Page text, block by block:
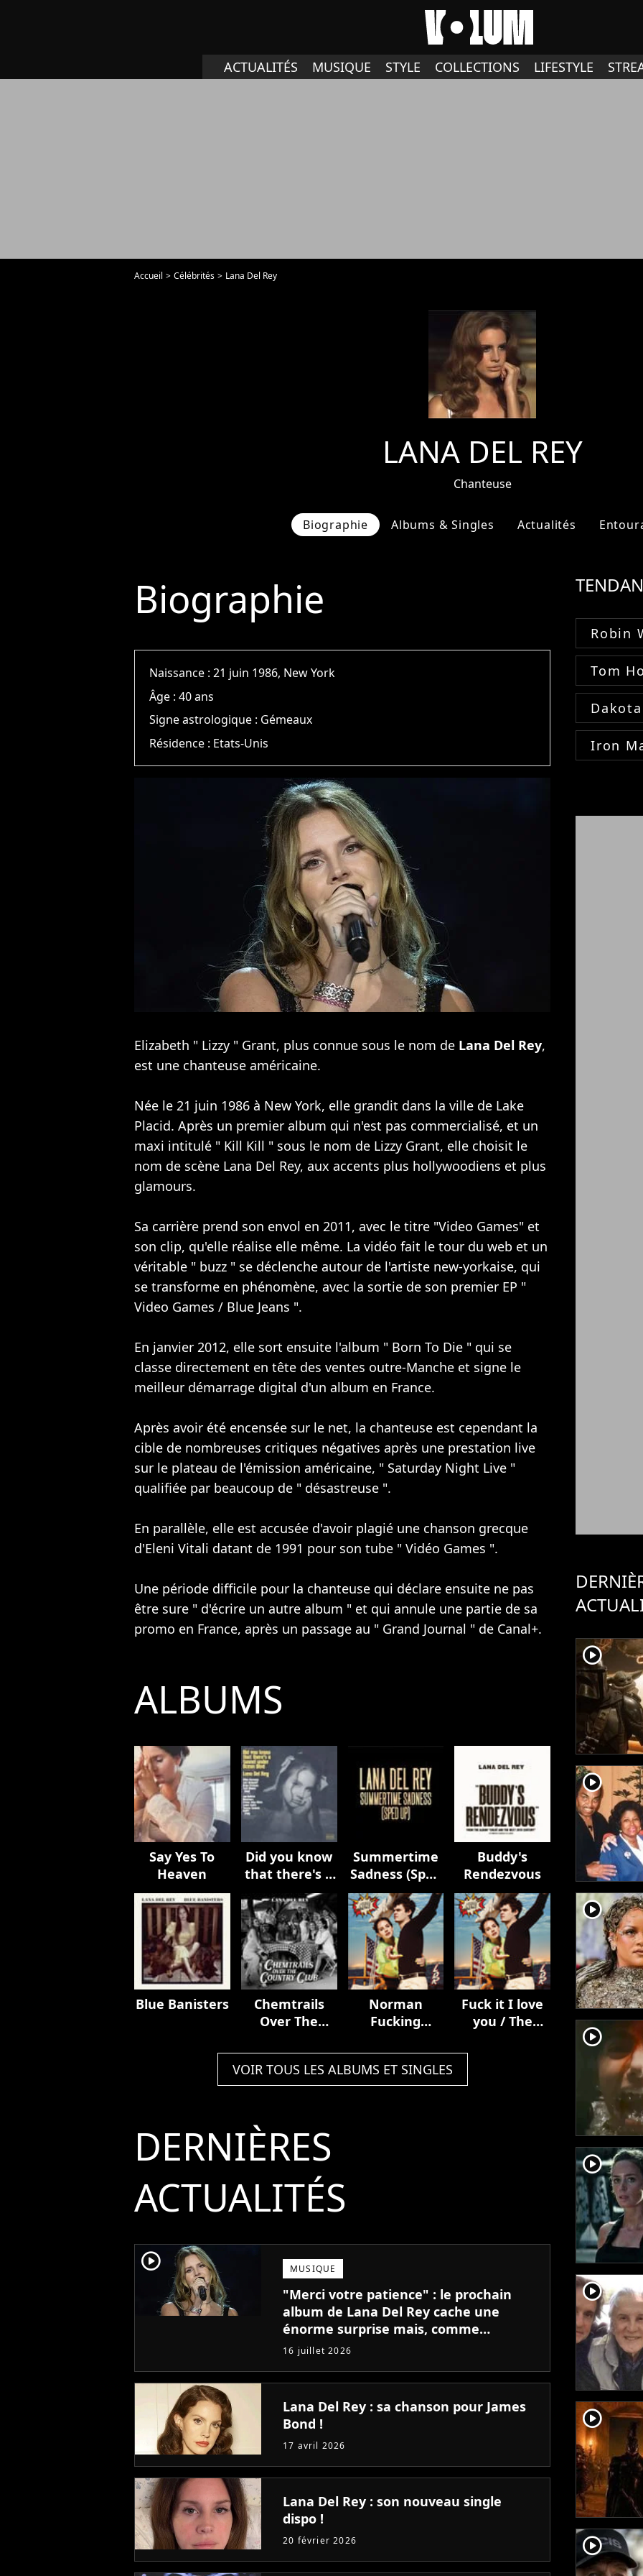
ACTUALITÉS MUSIQUE STYLE COLLECTIONS LIFESTYLE
Accueil Célébrités Lana Del Rey
LANA DEL REY
Chanteuse
Biographie Albums & Singles Actualités
Biographie
Naissance :21 juin 1986, New York
Âge :40 ans
Signe astrologique : Gémeaux
Résidence : Etats-Unis
Elizabeth " Lizzy " Grant, plus connue sous le nom de Lana Del Rey,
est une chanteuse américaine.
Née le 21 juin 1986 à New York, elle grandit dans la ville de Lake
Placid. Après un premier album qui n'est pas commercialisé, et un
maxi intitulé " Kill Kill " sous le nom de Lizzy Grant, elle choisit le
nom de scène Lana Del Rey, aux accents plus hollywoodiens et plus
glamours.
Sa carrière prend son envol en 2011, avec le titre "Video Games" et
son clip, qu'elle réalise elle même. La vidéo fait le tour du web et un
véritable " buzz " se déclenche autour de l'artiste new-yorkaise, qui
se transforme en phénomène, avec la sortie de son premier EP "
Video Games / Blue Jeans ".
En janvier 2012, elle sort ensuite l'album " Born To Die " qui se
classe directement en tête des ventes outre-Manche et signe le
meilleur démarrage digital d'un album en France.
Après avoir été encensée sur le net, la chanteuse est cependant la
cible de nombreuses critiques négatives après une prestation live
sur le plateau de l'émission américaine, " Saturday Night Live "
qualifiée par beaucoup de " désastreuse ".
En parallèle, elle est accusée d'avoir plagié une chanson grecque
d'Eleni Vitali datant de 1991 pour son tube " Vidéo Games ".
Une période difficile pour la chanteuse qui déclare ensuite ne pas
être sure " d'écrire un autre album " et qui annule une partie de sa
promo en France, après un passage au " Grand Journal " de Canal+.
ALBUMS
Say Yes To
Heaven
Did you know
that there's a
tunnel under
Ocean Blvd
Summertime
Sadness (Sped
Up)
Buddy's
Rendezvous
Blue Banisters
Chemtrails
Over The
Norman
Fucking
Fuck it I love
you / The
VOIR TOUS LES ALBUMS ET SINGLES
DERNIÈRES
ACTUALITÉS
player2 MUSIQUE
"Merci votre patience" : le prochain
album de Lana Del Rey cache une
énorme surprise mais, comme
d'habitude, il va falloir être patient !
16 juillet 2026
Lana Del Rey : sa chanson pour James
Bond !
17 avril 2026
Lana Del Rey : son nouveau single
dispo !
20 février 2026
Robin
Tom
Iron
player2
player2
player2
player2
player2
player2
player2
player2